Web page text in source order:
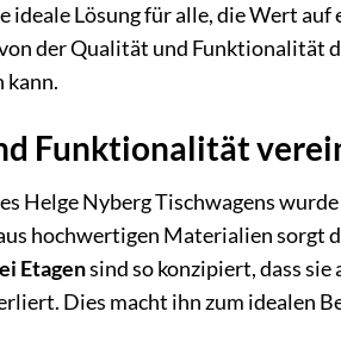
ideale Lösung für alle, die Wert
von der Qualität und Funktionalität
kann.
Funktionalität
Helge Nyberg Tischwagens
hochwertigen Materialien sorgt
Etagensind so konzipiert, dass sie
Dies macht ihn zum idealen